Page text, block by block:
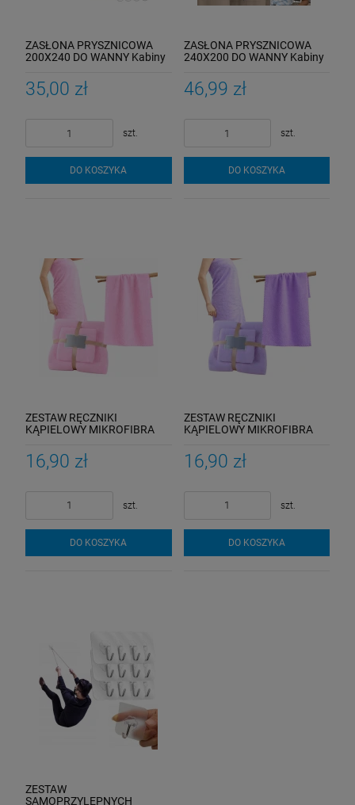
ZASŁONA PRYSZNICOWA
200X240 DO WANNY Kabiny
35,00 zł
szt.
DO KOSZYKA
ZASŁONA PRYSZNICOWA
240X200 DO WANNY Kabiny
Capuccino
46,99 zł
szt.
DO KOSZYKA
ZESTAW RĘCZNIKI
KĄPIELOWY MIKROFIBRA
SIŁOWNIA BIWAK
16,90 zł
szt.
DO KOSZYKA
ZESTAW RĘCZNIKI
KĄPIELOWY MIKROFIBRA
SIŁOWNIA BIWAK
16,90 zł
szt.
DO KOSZYKA
ZESTAW
SAMOPRZYLEPNYCH